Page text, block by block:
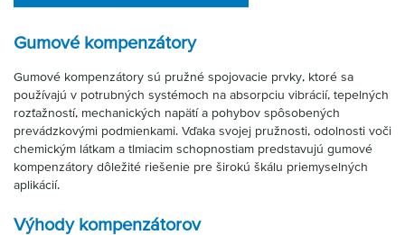
Partner Zone
Gumové kompenzátory
Gumové kompenzátory sú pružné spojovacie prvky, ktoré sa
používajú v potrubných systémoch na absorpciu vibrácií, tepelných
rozťažností, mechanických napätí a pohybov spôsobených
prevádzkovými podmienkami. Vďaka svojej pružnosti, odolnosti voči
chemickým látkam a tlmiacim schopnostiam predstavujú gumové
kompenzátory dôležité riešenie pre širokú škálu priemyselných
aplikácií.
Výhody kompenzátorov